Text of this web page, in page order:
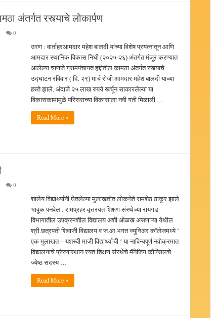
अंतर्गत रस्त्याचे लोकार्पण
0
उरण : वार्ताहरआमदार महेश बालदी यांच्या विशेष प्रयत्नातून आणि
आमदार स्थानिक विकास निधी (२०२५-२६) अंतर्गत मंजूर करण्यात
आलेल्या चाणजे ग्रामपंचायत हद्दीतील कामठा अंतर्गत रस्त्याचे
उद्घाटन रविवार ( दि. २९) मार्च रोजी आमदार महेश बालदी याच्या
हस्ते झाले. अंदाजे २५ लाख रुपये खर्चून साकारलेल्या या
विकासकामामुळे परिसराच्या विकासाला नवी गती मिळाली …
Read More »
0
शालेय विद्यार्थ्यांनी घेतलेल्या मुलाखतीत लोकनेते रामशेठ ठाकूर झाले
भावूक पनवेल : रामप्रहर वृत्तरयत शिक्षण संस्थेच्या रायगड
विभागातील उपक्रमशील विद्यालय अशी ओळख असणाऱ्या येथील
श्री.छत्रपती शिवाजी विद्यालय व ज.आ.भगत ज्युनिअर कॉलेजमध्ये ‘
एक मुलाखत – यशस्वी माजी विद्यार्थ्याची ‘ या नाविन्यपूर्ण नवोक्रमात
विद्यालयाचे प्रेरणास्थान रयत शिक्षण संस्थेचे मॅनेजिंग कौन्सिलचे
ज्येष्ठ सदस्य …
Read More »